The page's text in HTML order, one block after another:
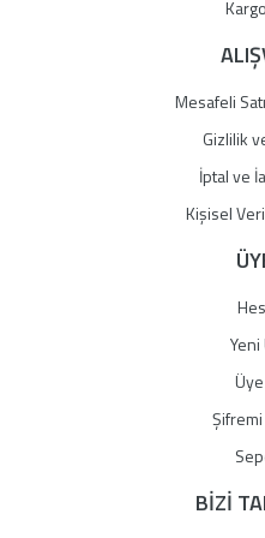
Mesafeli
Gizlilik
İptal ve
Kişisel
BİZİ